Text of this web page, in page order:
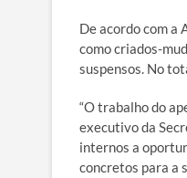
De acordo com a
como criados-
suspensos. No
“O trabalho do
executivo da
internos a
concretos para a